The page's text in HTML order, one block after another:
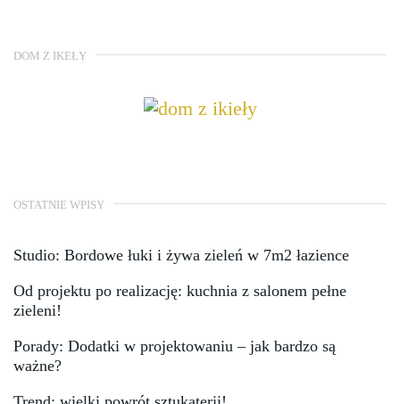
DOM Z IKEŁY
OSTATNIE WPISY
Studio: Bordowe łuki i żywa zieleń w 7m2 łazience
Od projektu po realizację: kuchnia z salonem pełne
zieleni!
Porady: Dodatki w projektowaniu – jak bardzo są
ważne?